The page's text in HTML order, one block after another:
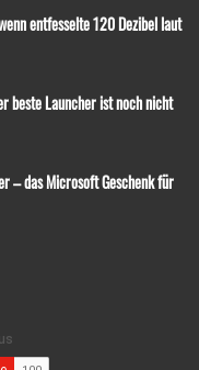
entfesselte 120 Dezibel laut
beste Launcher ist noch nicht
– das Microsoft Geschenk für